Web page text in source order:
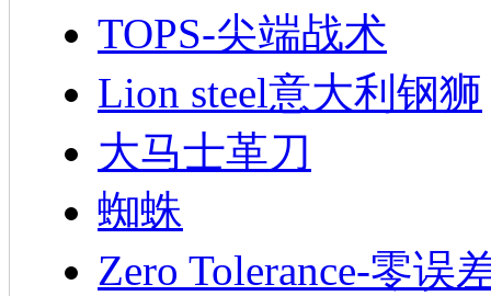
TOPS-尖端战术
Lion steel意大利钢狮
大马士革刀
蜘蛛
Zero Tolerance-零误